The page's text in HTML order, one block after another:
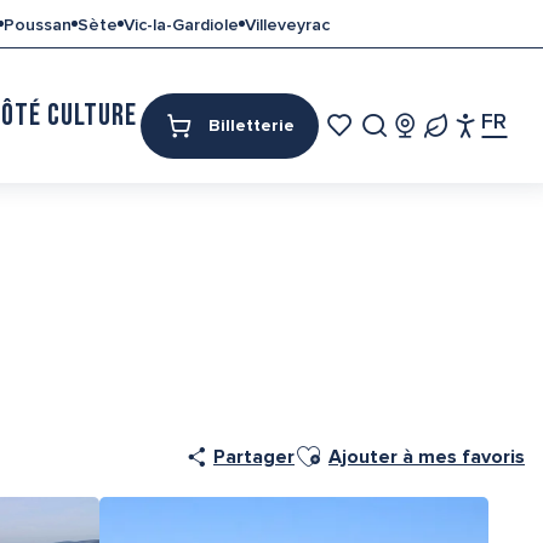
Billetterie FR
Poussan Sète Vic-la-Gardiole Villeveyrac
CULTURE MON SÉJOUR
PartagerAjouter aux favoris
Ajouter à mes favoris